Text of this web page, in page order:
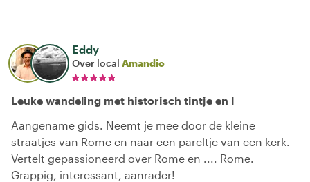
Eddy
Over local Amandio
Leuke wandeling met historisch tintje en l
Aangename gids. Neemt je mee door de kleine
straatjes van Rome en naar een pareltje van een kerk.
Vertelt gepassioneerd over Rome en .... Rome.
Grappig, interessant, aanrader!